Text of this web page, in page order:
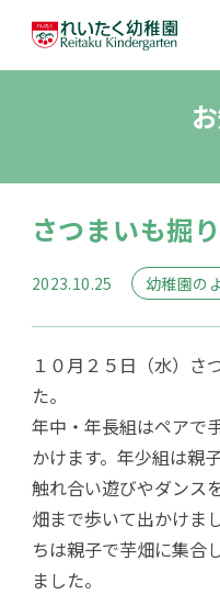
幼稚園のこと
大切にしてい
幼稚園での生
未就園児クラ
アクセス
さつまいも掘
2023.10.25 幼稚園の
１０月２５日（水）さ
た。
年中・年長組はペアで
かけます。年少組は親
触れ合い遊びやダンス
畑まで歩いて出かけま
ちは親子で芋畑に集合
ました。